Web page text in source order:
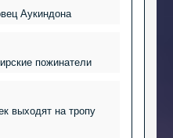
Аукиндона
пожинатели
выходят на тропу